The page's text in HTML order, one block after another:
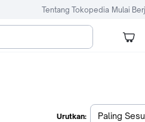
Tentang Tokopedia Mulai
Urutkan: Paling